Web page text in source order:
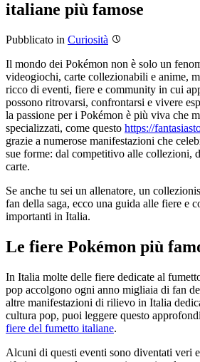
italiane più famose
Pubblicato in Curiosità
Il mondo dei Pokémon non è solo un
videogiochi, carte collezionabili e anime,
ricco di eventi, fiere e community in cui
possono ritrovarsi, confrontarsi e vivere
la passione per i Pokémon è più viva che
specializzati, come questo https://
grazie a numerose manifestazioni che
sue forme: dal competitivo alle collezioni,
carte.
Se anche tu sei un allenatore, un
fan della saga, ecco una guida alle fiere e
importanti in Italia.
Le fiere Pokémon più
In Italia molte delle fiere dedicate al
pop accolgono ogni anno migliaia di fan
altre manifestazioni di rilievo in Italia
cultura pop, puoi leggere questo
fiere del fumetto italiane.
Alcuni di questi eventi sono diventati veri